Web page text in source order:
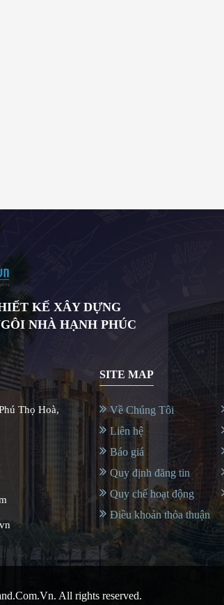
KẾ XÂY DỰNG
NHÀ HẠNH PHÚC
Thọ Hoà,
SITE MAP
Về Chúng Tôi
Liên hệ
Báo giá
Quy định đăng tin
Quy chế hoạt động
Điều khoản thỏa thuận
. All rights reserved.